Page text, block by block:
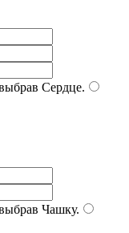
Сердце.
Чашку.